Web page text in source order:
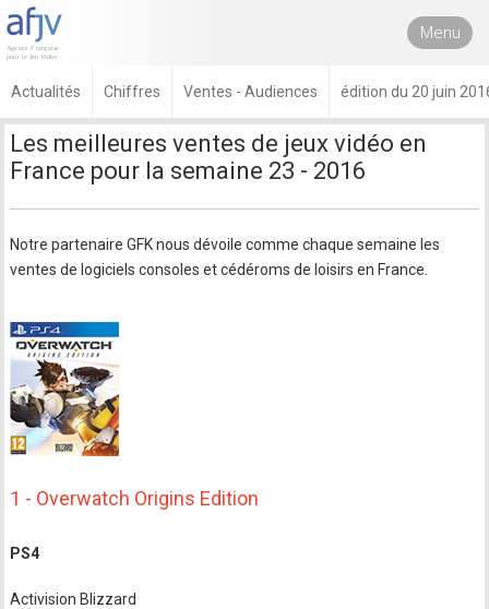
Menu
Actualités Chiffres Ventes - Audiences édition du 20 juin
Les meilleures ventes de jeux vidéo en
France pour la semaine 23 - 2016
Notre partenaire GFK nous dévoile comme chaque semaine les
ventes de logiciels consoles et cédéroms de loisirs en France.
1 - Overwatch Origins Edition
PS4
Activision Blizzard